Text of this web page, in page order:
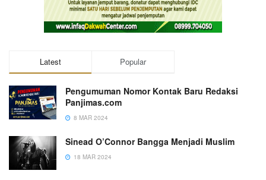
Latest Popular
Pengumuman Nomor Kontak Baru Redaksi
Panjimas.com
8 MAR 2024
Sinead O’Connor Bangga Menjadi Muslim
18 MAR 2024